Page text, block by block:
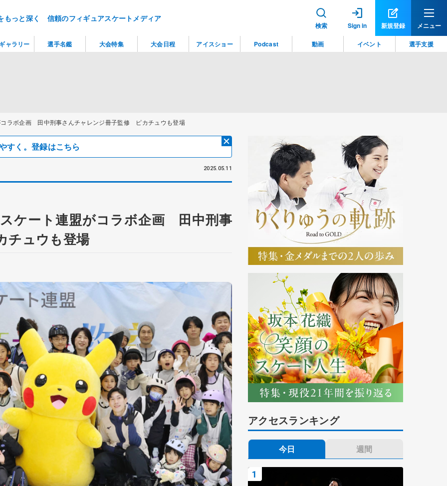
もっと深く 信頼のフィギュアスケートメディア
検索 Sign in 新規登録 メニュー
ラボ企画 田中刑事さんチャレンジ冊子監修 ピカチュウも登場
すく。登録はこちら
2025.05.11
ケート連盟がコラボ企画 田中刑事
チュウも登場
アクセスランキング
今日 週間
ャラリー 選手名鑑 大会特集 大会日程 アイスショー Podcast 動画 イベント 選手支援